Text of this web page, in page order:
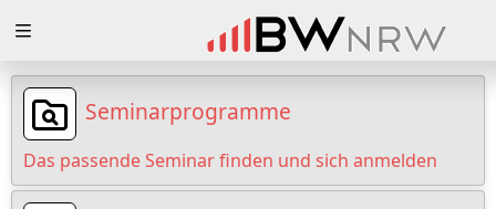
Loading
Loading
Loading
Seminarprogramme
Das passende Seminar finden und sich anmelden